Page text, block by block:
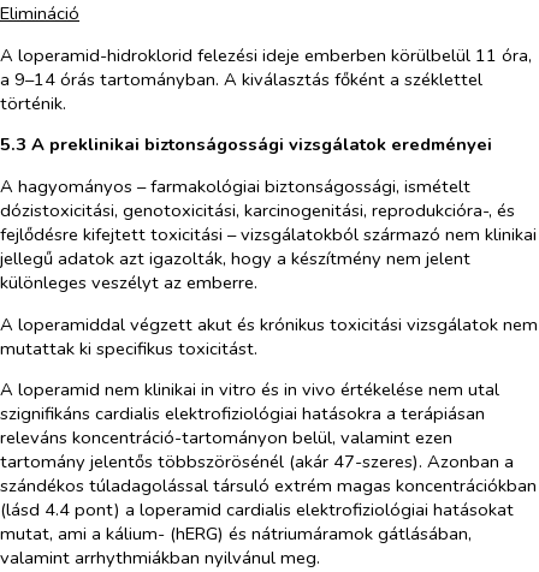
Elimináció
A loperamid-hidroklorid felezési ideje emberben körülbelül 11 óra,
a 9–14 órás tartományban. A kiválasztás főként a széklettel
történik.
5.3 A preklinikai biztonságossági vizsgálatok eredményei
A hagyományos – farmakológiai biztonságossági, ismételt
dózistoxicitási, genotoxicitási, karcinogenitási, reprodukcióra-, és
fejlődésre kifejtett toxicitási – vizsgálatokból származó nem klinikai
jellegű adatok azt igazolták, hogy a készítmény nem jelent
különleges veszélyt az emberre.
A loperamiddal végzett akut és krónikus toxicitási vizsgálatok nem
mutattak ki specifikus toxicitást.
A loperamid nem klinikai in vitro és in vivo értékelése nem utal
szignifikáns cardialis elektrofiziológiai hatásokra a terápiásan
releváns koncentráció-tartományon belül, valamint ezen
tartomány jelentős többszörösénél (akár 47-szeres). Azonban a
szándékos túladagolással társuló extrém magas koncentrációkban
(lásd 4.4 pont) a loperamid cardialis elektrofiziológiai hatásokat
mutat, ami a kálium- (hERG) és nátriumáramok gátlásában,
valamint arrhythmiákban nyilvánul meg.